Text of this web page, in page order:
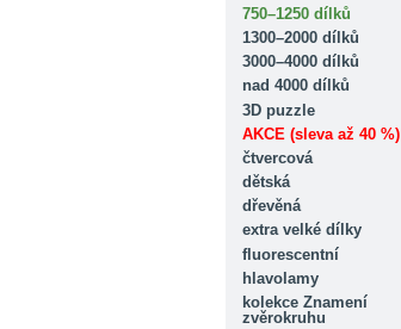
750–1250 dílků
1300–2000 dílků
3000–4000 dílků
nad 4000 dílků
3D puzzle
AKCE (sleva až 40 %)
čtvercová
dětská
dřevěná
extra velké dílky
fluorescentní
hlavolamy
kolekce Znamení
zvěrokruhu